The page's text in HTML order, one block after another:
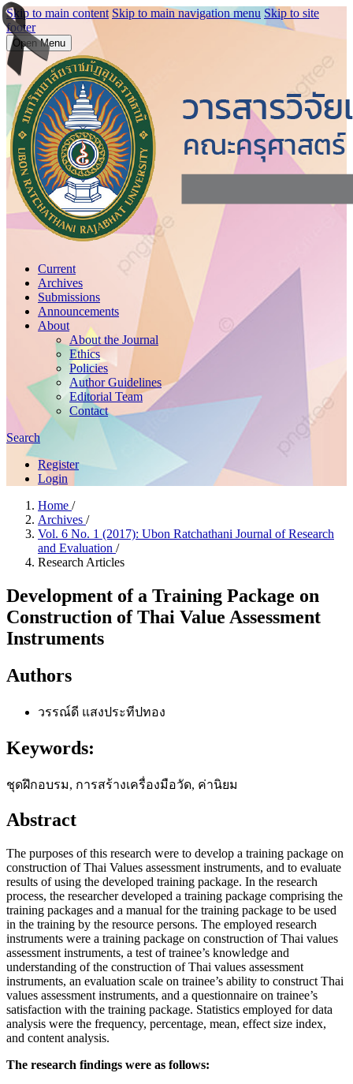
Skip to main content Skip to main navigation menu Skip to site
footer
Open Menu
Current
Archives
Submissions
Announcements
About
About the Journal
Ethics
Policies
Author Guidelines
Editorial Team
Contact
Search
Register
Login
Home /
Archives /
Vol. 6 No. 1 (2017): Ubon Ratchathani Journal of Research
and Evaluation /
Research Articles
Development of a Training Package on
Construction of Thai Value Assessment
Instruments
Authors
วรรณ์ดี แสงประทีปทอง
Keywords:
ชุดฝึกอบรม, การสร้างเครื่องมือวัด, ค่านิยม
Abstract
The purposes of this research were to develop a training package on
construction of Thai Values assessment instruments, and to evaluate
results of using the developed training package. In the research
process, the researcher developed a training package comprising the
training packages and a manual for the training package to be used
in the training by the resource persons. The employed research
instruments were a training package on construction of Thai values
assessment instruments, a test of trainee’s knowledge and
understanding of the construction of Thai values assessment
instruments, an evaluation scale on trainee’s ability to construct Thai
values assessment instruments, and a questionnaire on trainee’s
satisfaction with the training package. Statistics employed for data
analysis were the frequency, percentage, mean, effect size index,
and content analysis.
The research findings were as follows: